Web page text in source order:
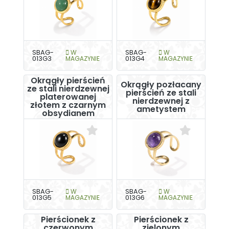
SBAG-
013G3
W
MAGAZYNIE
SBAG-
013G4
W
MAGAZYNIE
Okrągły pierścień
ze stali nierdzewnej
platerowanej
złotem z czarnym
obsydianem
SBAG-
013G5
W
MAGAZYNIE
Okrągły pozłacany
pierścień ze stali
nierdzewnej z
ametystem
SBAG-
013G6
W
MAGAZYNIE
Pierścionek z Pierścionek z